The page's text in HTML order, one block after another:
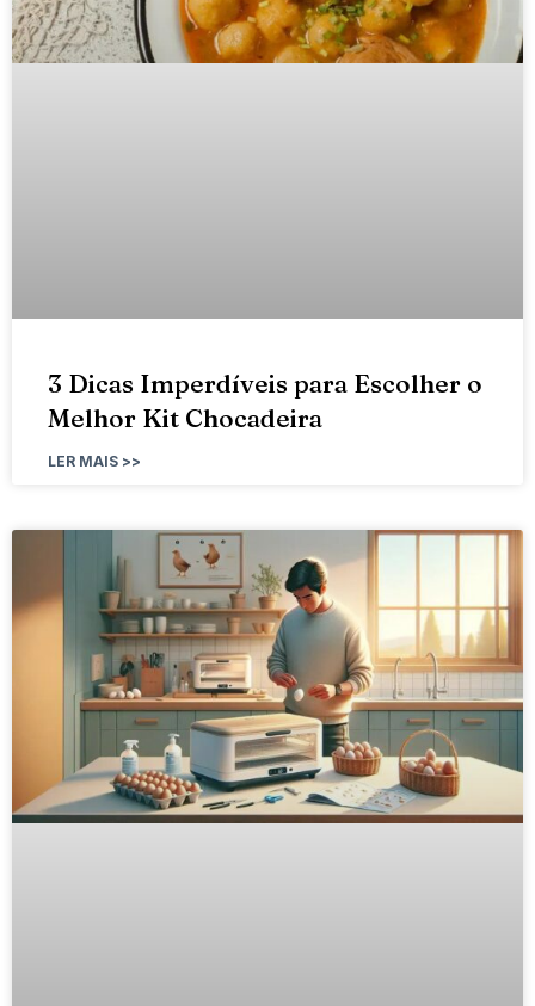
3 Dicas Imperdíveis para Escolher o
Melhor Kit Chocadeira
LER MAIS >>